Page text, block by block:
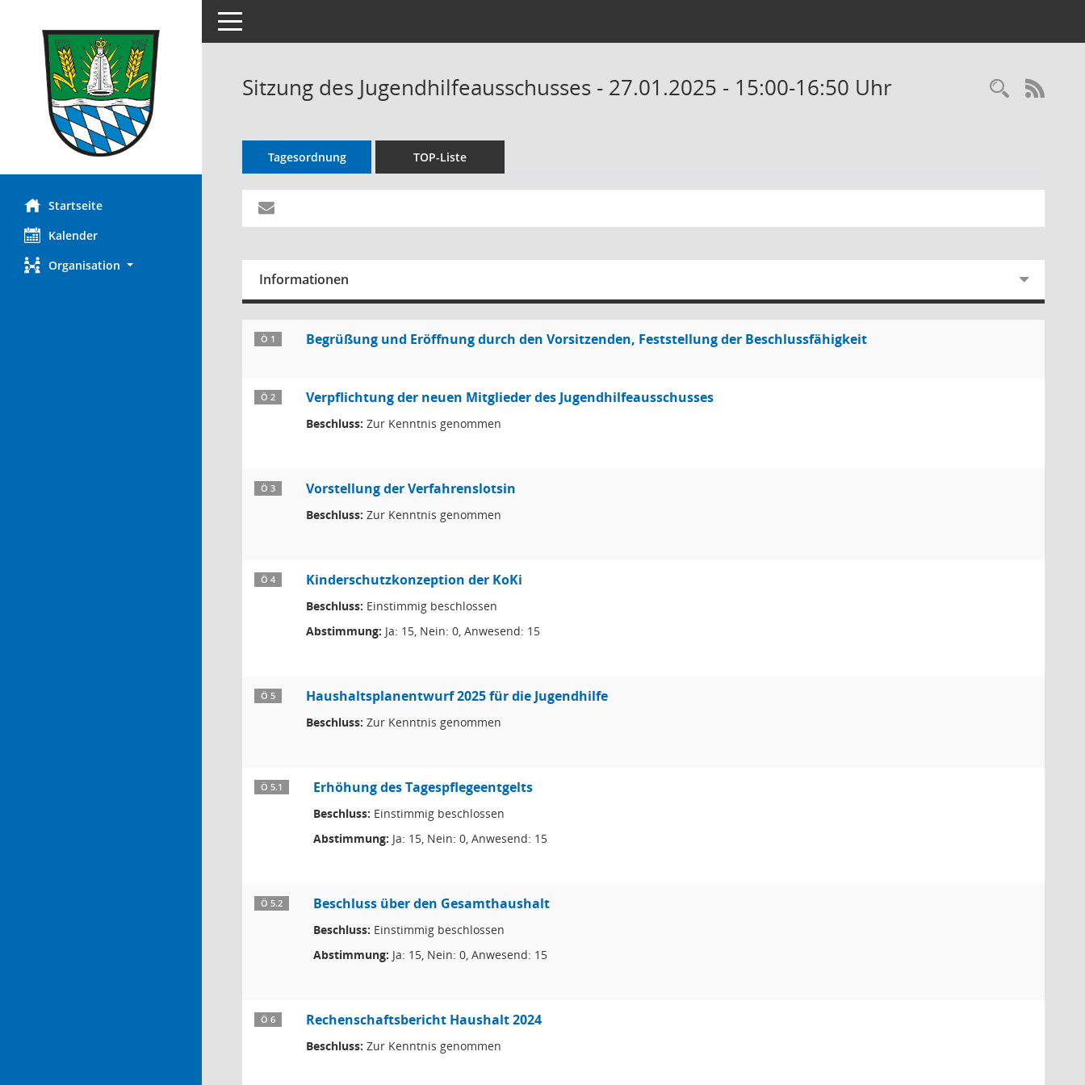
Startseite
Kalender
Organisation
Toggle navigation
Sitzung des Jugendhilfeausschusses - 27.01.2025 - 15:00-16:50 Uhr
Tagesordnung TOP-Liste
Informationen
Ö 1 Begrüßung und Eröffnung durch den Vorsitzenden, Feststellung der Beschlussfähigkeit
Ö 2 Verpflichtung der neuen Mitglieder des Jugendhilfeausschusses
Beschluss: Zur Kenntnis genommen
Ö 3 Vorstellung der Verfahrenslotsin
Beschluss: Zur Kenntnis genommen
Ö 4 Kinderschutzkonzeption der KoKi
Beschluss: Einstimmig beschlossen
Abstimmung: Ja: 15, Nein: 0, Anwesend: 15
Ö 5 Haushaltsplanentwurf 2025 für die Jugendhilfe
Beschluss: Zur Kenntnis genommen
Ö 5.1 Erhöhung des Tagespflegeentgelts
Beschluss: Einstimmig beschlossen
Abstimmung: Ja: 15, Nein: 0, Anwesend: 15
Ö 5.2 Beschluss über den Gesamthaushalt
Beschluss: Einstimmig beschlossen
Abstimmung: Ja: 15, Nein: 0, Anwesend: 15
Ö 6 Rechenschaftsbericht Haushalt 2024
Beschluss: Zur Kenntnis genommen